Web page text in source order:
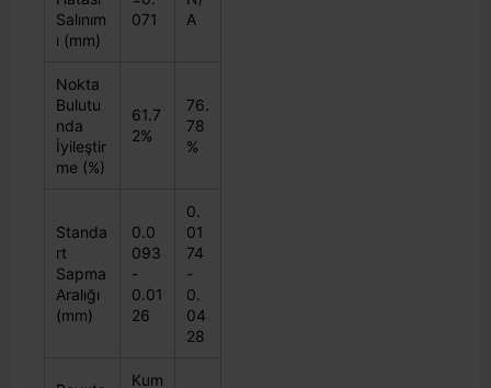
Salınım
ı (mm)
071
A
Nokta
Bulutu
nda
İyileştir
me (%)
61.7
2%
76.
78
%
Standa
rt
Sapma
Aralığı
(mm)
0.0
093
-
0.01
26
0.
01
74
-
0.
04
28
Kum